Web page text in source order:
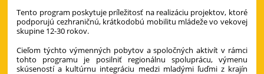
Tento program poskytuje príležitosť na realizáciu projektov, ktoré
podporujú cezhraničnú, krátkodobú mobilitu mládeže vo vekovej
skupine 12-30 rokov.
Cieľom týchto výmenných pobytov a spoločných aktivít v rámci
tohto programu je posilniť regionálnu spoluprácu, výmenu
skúseností a kultúrnu integráciu medzi mladými ľuďmi z krajín